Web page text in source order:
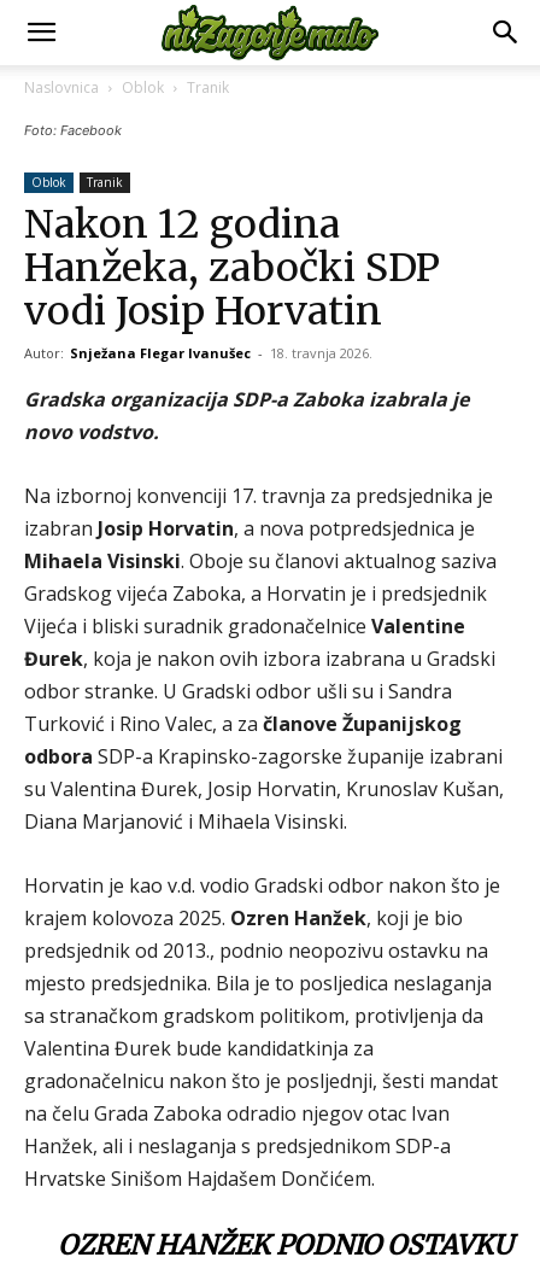
Naslovnica Oblok Tranik
Foto: Facebook
Oblok Tranik
Nakon 12 godina
Hanžeka, zabočki SDP
vodi Josip Horvatin
Autor: Snježana Flegar Ivanušec - 18. travnja 2026.
Gradska organizacija SDP-a Zaboka izabrala je
novo vodstvo.
Na izbornoj konvenciji 17. travnja za predsjednika je
izabran Josip Horvatin, a nova potpredsjednica je
Mihaela Visinski. Oboje su članovi aktualnog saziva
Gradskog vijeća Zaboka, a Horvatin je i predsjednik
Vijeća i bliski suradnik gradonačelnice Valentine
Đurek, koja je nakon ovih izbora izabrana u Gradski
odbor stranke. U Gradski odbor ušli su i Sandra
Turković i Rino Valec, a za članove Županijskog
odbora SDP-a Krapinsko-zagorske županije izabrani
su Valentina Đurek, Josip Horvatin, Krunoslav Kušan,
Diana Marjanović i Mihaela Visinski.
Horvatin je kao v.d. vodio Gradski odbor nakon što je
krajem kolovoza 2025. Ozren Hanžek, koji je bio
predsjednik od 2013., podnio neopozivu ostavku na
mjesto predsjednika. Bila je to posljedica neslaganja
sa stranačkom gradskom politikom, protivljenja da
Valentina Đurek bude kandidatkinja za
gradonačelnicu nakon što je posljednji, šesti mandat
na čelu Grada Zaboka odradio njegov otac Ivan
Hanžek, ali i neslaganja s predsjednikom SDP-a
Hrvatske Sinišom Hajdašem Dončićem.
OZREN HANŽEK PODNIO OSTAVKU